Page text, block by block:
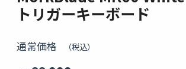
トリガーキーボード
通常価格 （税込）